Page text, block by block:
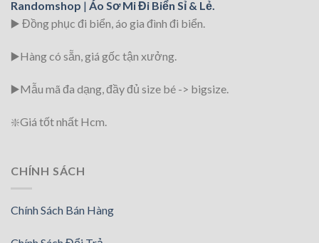
Randomshop | Áo Sơ Mi Đi Biển Sỉ & Lẻ.
▶️ Đồng phục đi biển, áo gia đình đi biển.
▶️Hàng có sẵn, giá gốc tận xưởng.
▶️Mẫu mã đa dạng, đầy đủ size bé -> bigsize.
❇️Giá tốt nhất Hcm.
CHÍNH SÁCH
Chính Sách Bán Hàng